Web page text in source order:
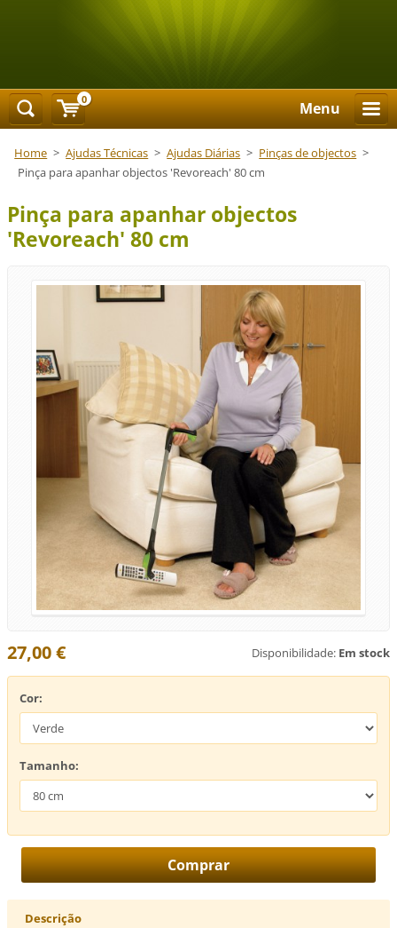
Menu
Home > Ajudas Técnicas > Ajudas Diárias > Pinças de objectos >
Pinça para apanhar objectos 'Revoreach' 80 cm
Pinça para apanhar objectos
'Revoreach' 80 cm
Disponibilidade: Em stock
27,00 €
Cor:
Tamanho:
Descrição
0